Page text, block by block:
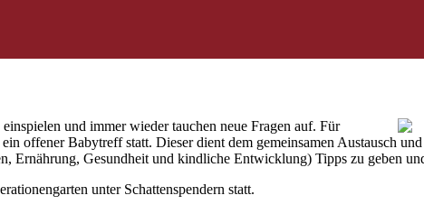
und immer wieder tauchen neue Fragen auf. Für
offener Babytreff statt. Dieser dient dem gemeinsamen Austausch
Ernährung, Gesundheit und kindliche Entwicklung) Tipps zu geben
unter Schattenspendern statt.